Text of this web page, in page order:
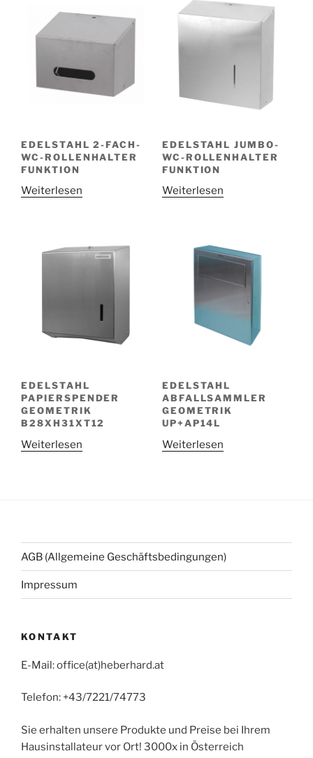
EDELSTAHL 2-FACH-
WC-ROLLENHALTER
FUNKTION
Weiterlesen
EDELSTAHL JUMBO-
WC-ROLLENHALTER
FUNKTION
Weiterlesen
EDELSTAHL
PAPIERSPENDER
GEOMETRIK
B28XH31XT12
Weiterlesen
EDELSTAHL
ABFALLSAMMLER
GEOMETRIK
UP+AP14L
Weiterlesen
AGB (Allgemeine Geschäftsbedingungen)
Impressum
KONTAKT
E-Mail: office(at)heberhard.at
Telefon: +43/7221/74773
Sie erhalten unsere Produkte und Preise bei Ihrem
Hausinstallateur vor Ort! 3000x in Österreich